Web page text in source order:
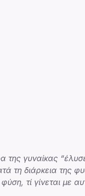
της γυναίκας
τη διάρκεια της
τί γίνεται με